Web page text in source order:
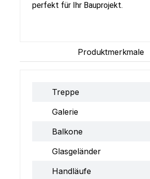
perfekt für Ihr Bauprojekt.
Produktmerkmale
Treppe
Galerie
Balkone
Glasgeländer
Handläufe